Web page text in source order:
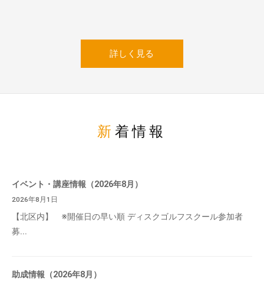
詳しく見る
新着情報
イベント・講座情報（2026年8月）
2026年8月1日
【北区内】 ※開催日の早い順 ディスクゴルフスクール参加者
募...
助成情報（2026年8月）